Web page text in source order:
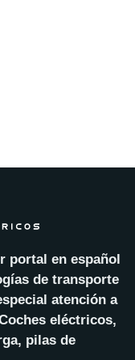
portal en español
de transporte
atención a
eléctricos,
pilas de